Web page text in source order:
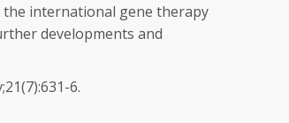
international gene therapy
developments and
6.